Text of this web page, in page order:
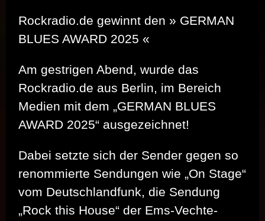
Rockradio.de gewinnt den » GERMAN
BLUES AWARD 2025 «
Am gestrigen Abend, wurde das
Rockradio.de aus Berlin, im Bereich
Medien mit dem „GERMAN BLUES
AWARD 2025“ ausgezeichnet!
Dabei setzte sich der Sender gegen so
renommierte Sendungen wie „On Stage“
vom Deutschlandfunk, die Sendung
„Rock this House“ der Ems-Vechte-